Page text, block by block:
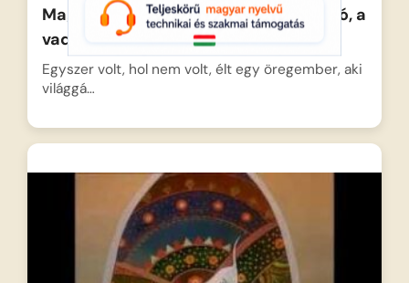
Magyar Népmesék A csillagász, a lopó, a
vadász, meg a szabó
Egyszer volt, hol nem volt, élt egy öregember, aki
világgá…